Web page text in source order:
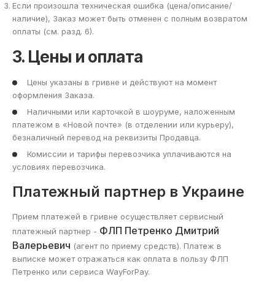
Если произошла техническая ошибка (цена/описание/
наличие), Заказ может быть отменен с полным возвратом
оплаты (см. разд. 6).
3. Цены и оплата
Цены указаны в гривне и действуют на момент
оформления Заказа.
Наличными или карточкой в шоуруме, наложенным
платежом в «Новой почте» (в отделении или курьеру),
безналичный перевод на реквизиты Продавца.
Комиссии и тарифы перевозчика уплачиваются на
условиях перевозчика.
Платежный партнер в Украине
Прием платежей в гривне осуществляет сервисный
платежный партнер - ФЛП Петренко Дмитрий
Валерьевич (агент по приему средств). Платеж в
выписке может отражаться как оплата в пользу ФЛП
Петренко или сервиса WayForPay.